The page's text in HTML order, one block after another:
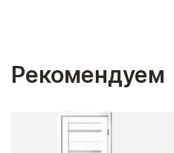
Рекомендуем